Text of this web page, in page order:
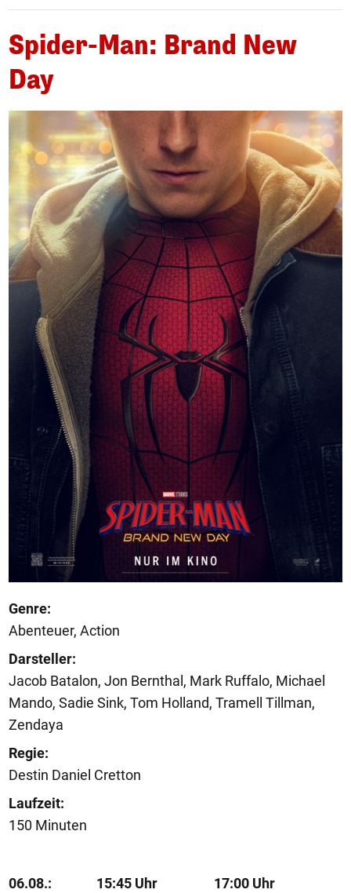
Spider-Man: Brand New
Day
Genre:
Abenteuer, Action
Darsteller:
Jacob Batalon, Jon Bernthal, Mark Ruffalo, Michael
Mando, Sadie Sink, Tom Holland, Tramell Tillman,
Zendaya
Regie:
Destin Daniel Cretton
Laufzeit:
150 Minuten
06.08.: 15:45 Uhr
17:00 Uhr